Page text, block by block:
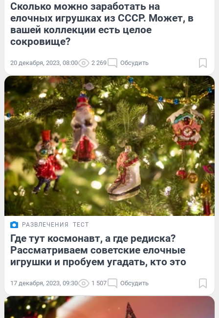
Сколько можно заработать на
елочных игрушках из СССР. Может, в
вашей коллекции есть целое
сокровище?
20 декабря, 2023, 08:00 2 269 Обсудить
РАЗВЛЕЧЕНИЯ ТЕСТ
Где тут космонавт, а где редиска?
Рассматриваем советские елочные
игрушки и пробуем угадать, кто это
17 декабря, 2023, 09:30 1 507 Обсудить